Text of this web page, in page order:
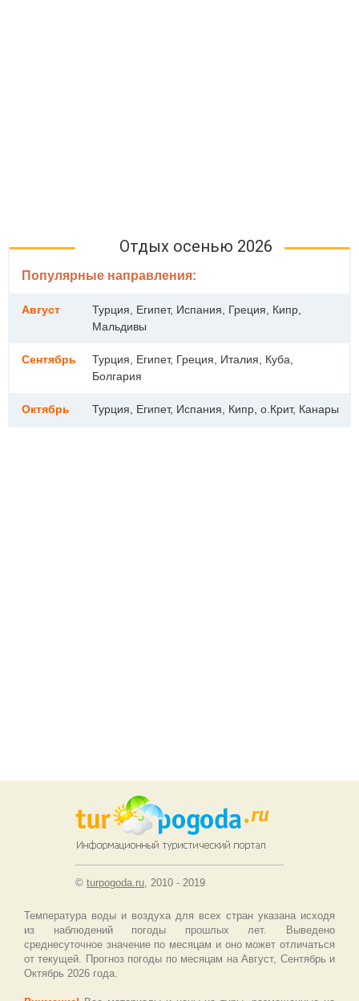
Отдых осенью 2026
Популярные направления:
Август
Турция, Египет, Испания, Греция, Кипр,
Мальдивы
Сентябрь
Турция, Египет, Греция, Италия, Куба,
Болгария
Октябрь Турция, Египет, Испания, Кипр, о.Крит, Канары
© turpogoda.ru, 2010 - 2019
Температура воды и воздуха для всех стран указана исходя
из наблюдений погоды прошлых лет. Выведено
среднесуточное значение по месяцам и оно может отличаться
от текущей. Прогноз погоды по месяцам на Август, Сентябрь и
Октябрь 2026 года.